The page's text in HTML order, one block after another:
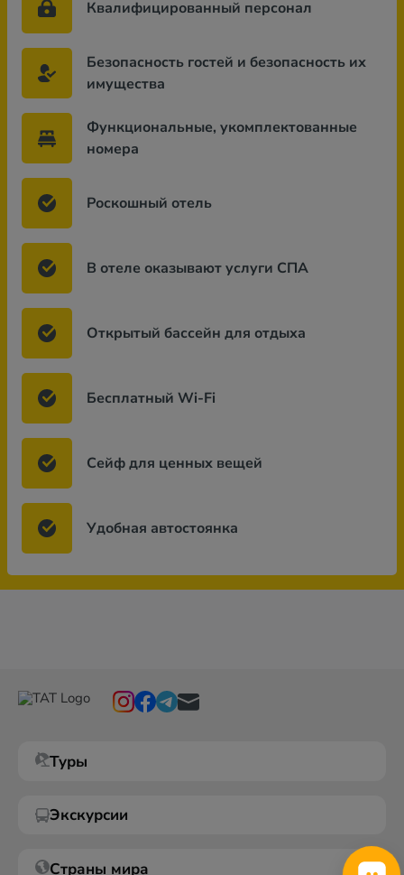
Квалифицированный персонал
Безопасность гостей и безопасность их
имущества
Функциональные, укомплектованные
номера
Роскошный отель
В отеле оказывают услуги СПА
Открытый бассейн для отдыха
Бесплатный Wi-Fi
Сейф для ценных вещей
Удобная автостоянка
Туры
Экскурсии
Страны мира